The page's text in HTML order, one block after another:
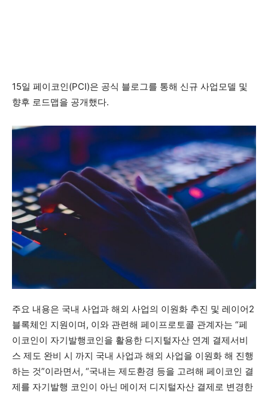
15일 페이코인(PCI)은 공식 블로그를 통해 신규 사업모델 및
향후 로드맵을 공개했다.
주요 내용은 국내 사업과 해외 사업의 이원화 추진 및 레이어2
블록체인 지원이며, 이와 관련해 페이프로토콜 관계자는 “페
이코인이 자기발행코인을 활용한 디지털자산 연계 결제서비
스 제도 완비 시 까지 국내 사업과 해외 사업을 이원화 해 진행
하는 것”이라면서, “국내는 제도환경 등을 고려해 페이코인 결
제를 자기발행 코인이 아닌 메이저 디지털자산 결제로 변경한